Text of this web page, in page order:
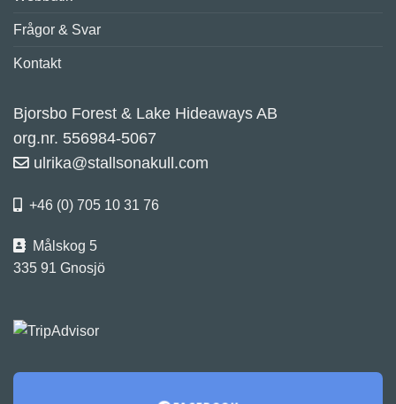
Frågor & Svar
Kontakt
Bjorsbo Forest & Lake Hideaways AB
org.nr. 556984-5067
ulrika@stallsonakull.com
+46 (0) 705 10 31 76
Målskog 5
335 91 Gnosjö